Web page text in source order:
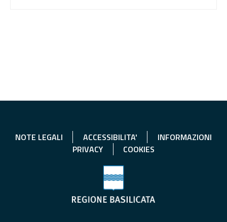
NOTE LEGALI ACCESSIBILITA'
INFORMAZIONI
PRIVACY
COOKIES